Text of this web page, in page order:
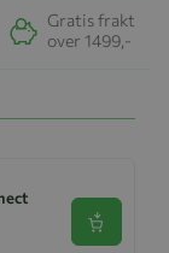
Gratis frakt
over 1499,-
Se